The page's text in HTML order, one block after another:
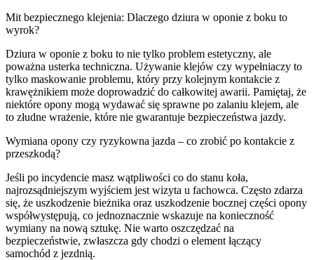
Mit bezpiecznego klejenia: Dlaczego dziura w oponie z boku to
wyrok?
Dziura w oponie z boku to nie tylko problem estetyczny, ale
poważna usterka techniczna. Używanie klejów czy wypełniaczy to
tylko maskowanie problemu, który przy kolejnym kontakcie z
krawężnikiem może doprowadzić do całkowitej awarii. Pamiętaj, że
niektóre opony mogą wydawać się sprawne po zalaniu klejem, ale
to złudne wrażenie, które nie gwarantuje bezpieczeństwa jazdy.
Wymiana opony czy ryzykowna jazda – co zrobić po kontakcie z
przeszkodą?
Jeśli po incydencie masz wątpliwości co do stanu koła,
najrozsądniejszym wyjściem jest wizyta u fachowca. Często zdarza
się, że uszkodzenie bieżnika oraz uszkodzenie bocznej części opony
współwystępują, co jednoznacznie wskazuje na konieczność
wymiany na nową sztukę. Nie warto oszczędzać na
bezpieczeństwie, zwłaszcza gdy chodzi o element łączący
samochód z jezdnią.